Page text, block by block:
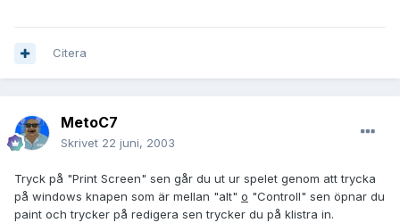
Citera
MetoC7
Skrivet 22 juni, 2003
Tryck på "Print Screen" sen går du ut ur spelet genom att trycka
på windows knapen som är mellan "alt" o "Controll" sen öpnar du
paint och trycker på redigera sen trycker du på klistra in.